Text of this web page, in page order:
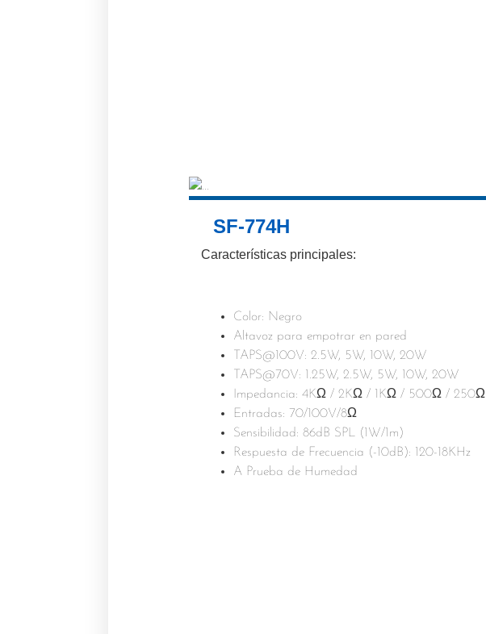
SF-774H
Características principales:
Color: Negro
Altavoz para empotrar en pared
TAPS@100V: 2.5W, 5W, 10W, 20W
TAPS@70V: 1.25W, 2.5W, 5W, 10W, 20W
Impedancia: 4KΩ / 2KΩ / 1KΩ / 500Ω / 250Ω
Entradas: 70/100V/8Ω
Sensibilidad: 86dB SPL (1W/1m)
Respuesta de Frecuencia (-10dB): 120-18KHz
A Prueba de Humedad